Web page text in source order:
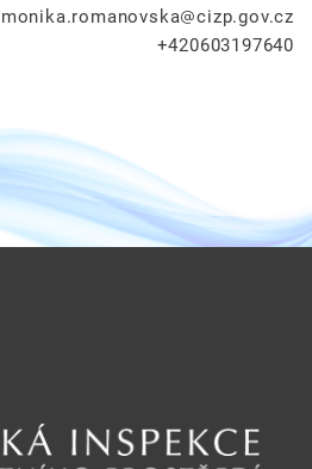
monika.romanovska
cizp.gov.cz
+420603197640